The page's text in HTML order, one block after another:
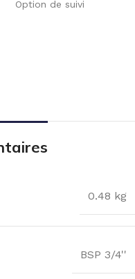
Option de suivi
0.48 kg
BSP 3/4''